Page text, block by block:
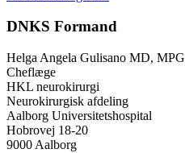
DNKS Formand
Helga Angela Gulisano MD, MPG
Cheflæge
HKL neurokirurgi
Neurokirurgisk afdeling
Aalborg Universitetshospital
Hobrovej 18-20
9000 Aalborg